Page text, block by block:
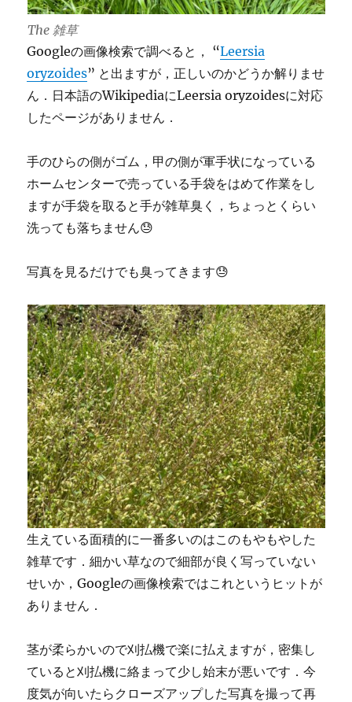
The 雑草
Googleの画像検索で調べると， “Leersia
oryzoides” と出ますが，正しいのかどうか解りませ
ん．日本語のWikipediaにLeersia oryzoidesに対応
したページがありません．
手のひらの側がゴム，甲の側が軍手状になっている
ホームセンターで売っている手袋をはめて作業をし
ますが手袋を取ると手が雑草臭く，ちょっとくらい
洗っても落ちません😓
写真を見るだけでも臭ってきます😓
生えている面積的に一番多いのはこのもやもやした
雑草です．細かい草なので細部が良く写っていない
せいか，Googleの画像検索ではこれというヒットが
ありません．
茎が柔らかいので刈払機で楽に払えますが，密集し
ていると刈払機に絡まって少し始末が悪いです．今
度気が向いたらクローズアップした写真を撮って再